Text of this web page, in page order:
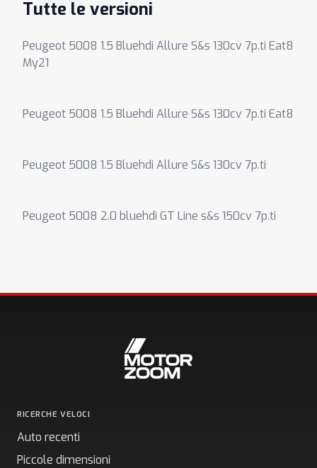
Tutte le versioni
Peugeot 5008 1.5 Bluehdi Allure S&s 130cv 7p.ti Eat8
My21
Peugeot 5008 1.5 Bluehdi Allure S&s 130cv 7p.ti Eat8
Peugeot 5008 1.5 Bluehdi Allure S&s 130cv 7p.ti
Peugeot 5008 2.0 bluehdi GT Line s&s 150cv 7p.ti
RICERCHE VELOCI
Auto recenti
Piccole dimensioni